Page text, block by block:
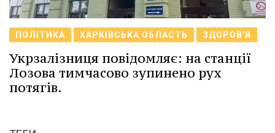
ПОЛІТИКА ХАРКІВСЬКА ОБЛАСТЬ ЗДОРОВ'Я
Укрзалізниця повідомляє: на станції
Лозова тимчасово зупинено рух
потягів.